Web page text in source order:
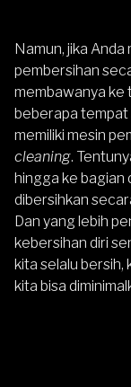
Namun, jika
pembersihan
membawanya ke
beberapa tempat
memiliki mesin
cleaning.
hingga ke bagian
dibersihkan
Dan yang lebih
kebersihan diri
kita selalu bersih,
kita bisa